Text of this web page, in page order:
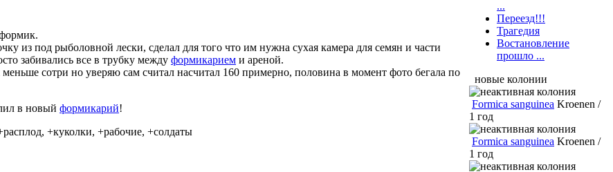
из под рыболовной лески, сделал для того что им нужна сухая камера для семян и части
забивались все в трубку между формикарием и ареной.
сотри но уверяю сам считал насчитал 160 примерно, половина в момент фото бегала по
в новый формикарий!
+куколки, +рабочие, +солдаты
...
Переезд!!!
Трагедия
Востановление
прошло ...
новые колонии
Formica sanguinea Kroenen /
1 год
Formica sanguinea Kroenen /
1 год